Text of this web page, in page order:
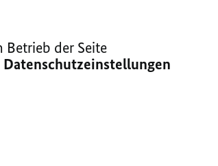
der Seite
Datenschutzeinstellungen